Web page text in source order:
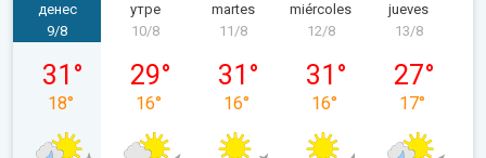
денес
domingo, 09/08
9/8
31 °
18°
утре
lunes, 10/08
10/8
29°
16°
martes
martes, 11/08
11/8
31 °
16°
miércoles
miércoles, 12/08
12/8
31 °
16°
jueves
jueves, 13/
13/8
27°
17°